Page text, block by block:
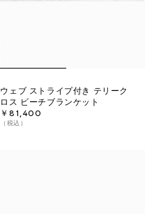
ウェブ ストライプ付き テリーク
ロス ビーチブランケット
￥81,400
（税込）